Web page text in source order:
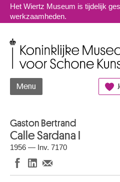
Het Wiertz Museum is tijdelijk
werkzaamheden.
Menu
Gaston Bertrand
Calle Sardana I
1956 — Inv. 7170